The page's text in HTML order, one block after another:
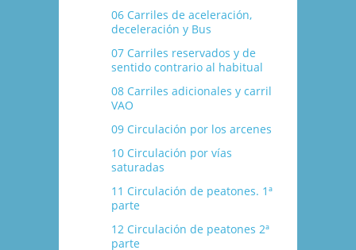
06 Carriles de aceleración,
deceleración y Bus
07 Carriles reservados y de
sentido contrario al habitual
08 Carriles adicionales y carril
VAO
09 Circulación por los arcenes
10 Circulación por ví­as
saturadas
11 Circulación de peatones. 1ª
parte
12 Circulación de peatones 2ª
parte